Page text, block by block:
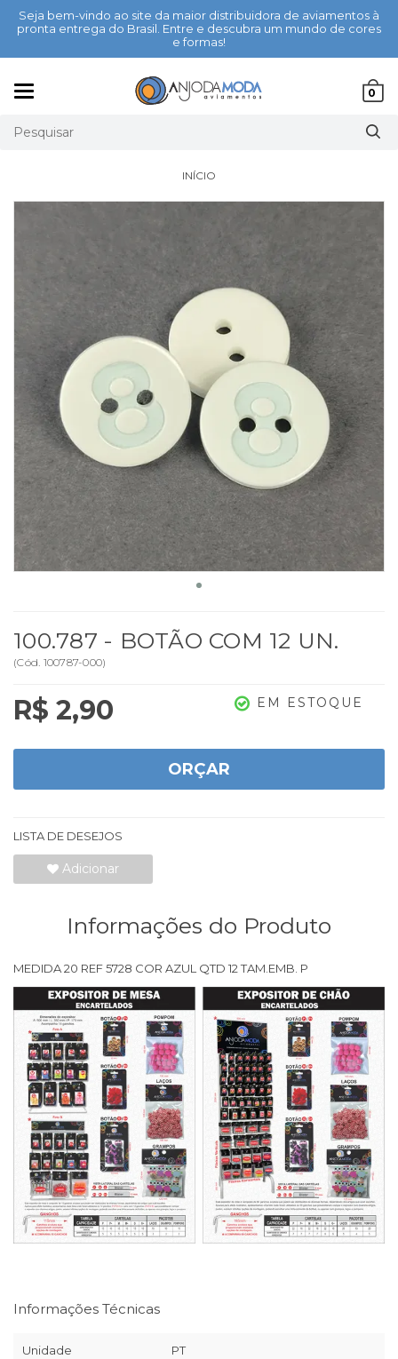
Seja bem-vindo ao site da maior distribuidora de aviamentos à
pronta entrega do Brasil. Entre e descubra um mundo de cores
e formas!
0
INÍCIO
100.787 - BOTÃO COM 12 UN.
(Cód. 100787-000)
R$ 2,90 EM ESTOQUE
ORÇAR
LISTA DE DESEJOS
Adicionar
Informações do Produto
MEDIDA 20 REF 5728 COR AZUL QTD 12 TAM.EMB. P
Informações Técnicas
Unidade PT